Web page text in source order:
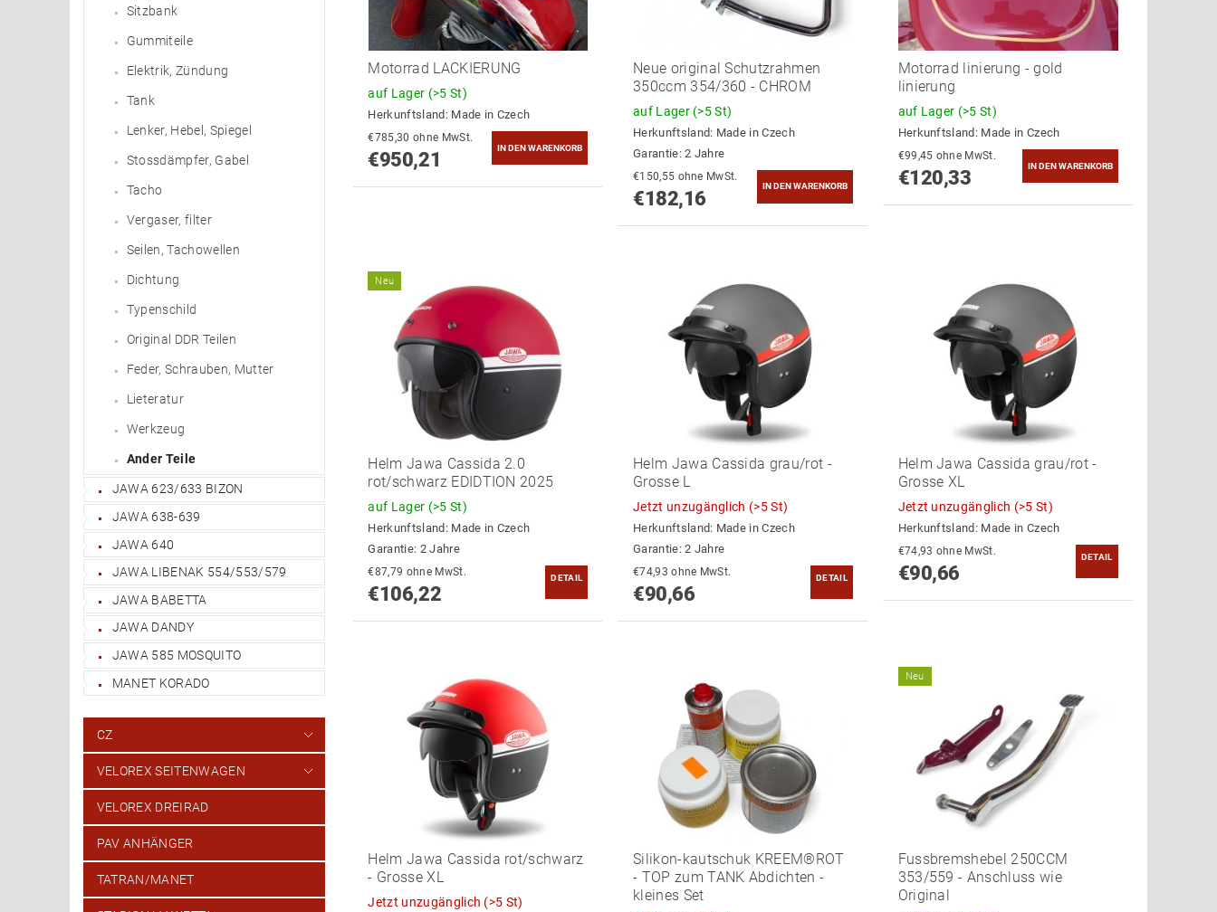
Sitzbank
Gummiteile
Elektrik, Zündung
Tank
Lenker, Hebel, Spiegel
Stossdämpfer, Gabel
Tacho
Vergaser, filter
Seilen, Tachowellen
Dichtung
Typenschild
Original DDR Teilen
Feder, Schrauben, Mutter
Lieteratur
Werkzeug
Ander Teile
JAWA 623/633 BIZON
JAWA 638-639
JAWA 640
JAWA LIBENAK 554/553/579
JAWA BABETTA
JAWA DANDY
JAWA 585 MOSQUITO
MANET KORADO
CZ
VELOREX SEITENWAGEN
VELOREX DREIRAD
PAV ANHÄNGER
TATRAN/MANET
Motorrad LACKIERUNG
auf Lager (>5 St)
Herkunftsland: Made in Czech
€785,30 ohne MwSt.
€950,21
Neue original Schutzrahmen
350ccm 354/360 - CHROM
auf Lager (>5 St)
Herkunftsland: Made in Czech
Garantie: 2 Jahre
€150,55 ohne MwSt.
€182,16
Motorrad linierung - gold
linierung
auf Lager (>5 St)
Herkunftsland: Made in Czech
€99,45 ohne MwSt.
€120,33
Neu
Helm Jawa Cassida 2.0
rot/schwarz EDIDTION 2025
auf Lager (>5 St)
Herkunftsland: Made in Czech
Garantie: 2 Jahre
€87,79 ohne MwSt.
€106,22
DETAIL
Helm Jawa Cassida grau/rot -
Grosse L
Jetzt unzugänglich (>5 St)
Herkunftsland: Made in Czech
Garantie: 2 Jahre
€74,93 ohne MwSt.
€90,66
DETAIL
Helm Jawa Cassida grau/rot -
Grosse XL
Jetzt unzugänglich (>5 St)
Herkunftsland: Made in Czech
€74,93 ohne MwSt.
€90,66
DETAIL
Helm Jawa Cassida rot/schwarz
- Grosse XL
Jetzt unzugänglich (>5 St)
Silikon-kautschuk KREEM®ROT
- TOP zum TANK Abdichten -
kleines Set
Neu
Fussbremshebel 250CCM
353/559 - Anschluss wie
Original